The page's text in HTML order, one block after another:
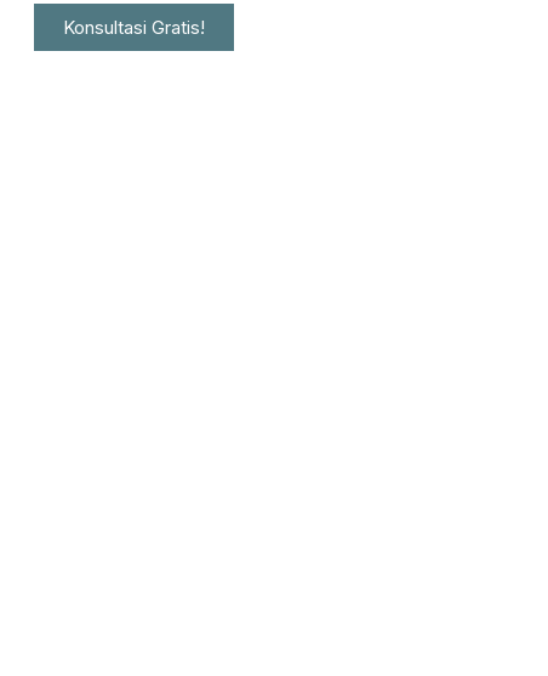
Konsultasi Gratis!